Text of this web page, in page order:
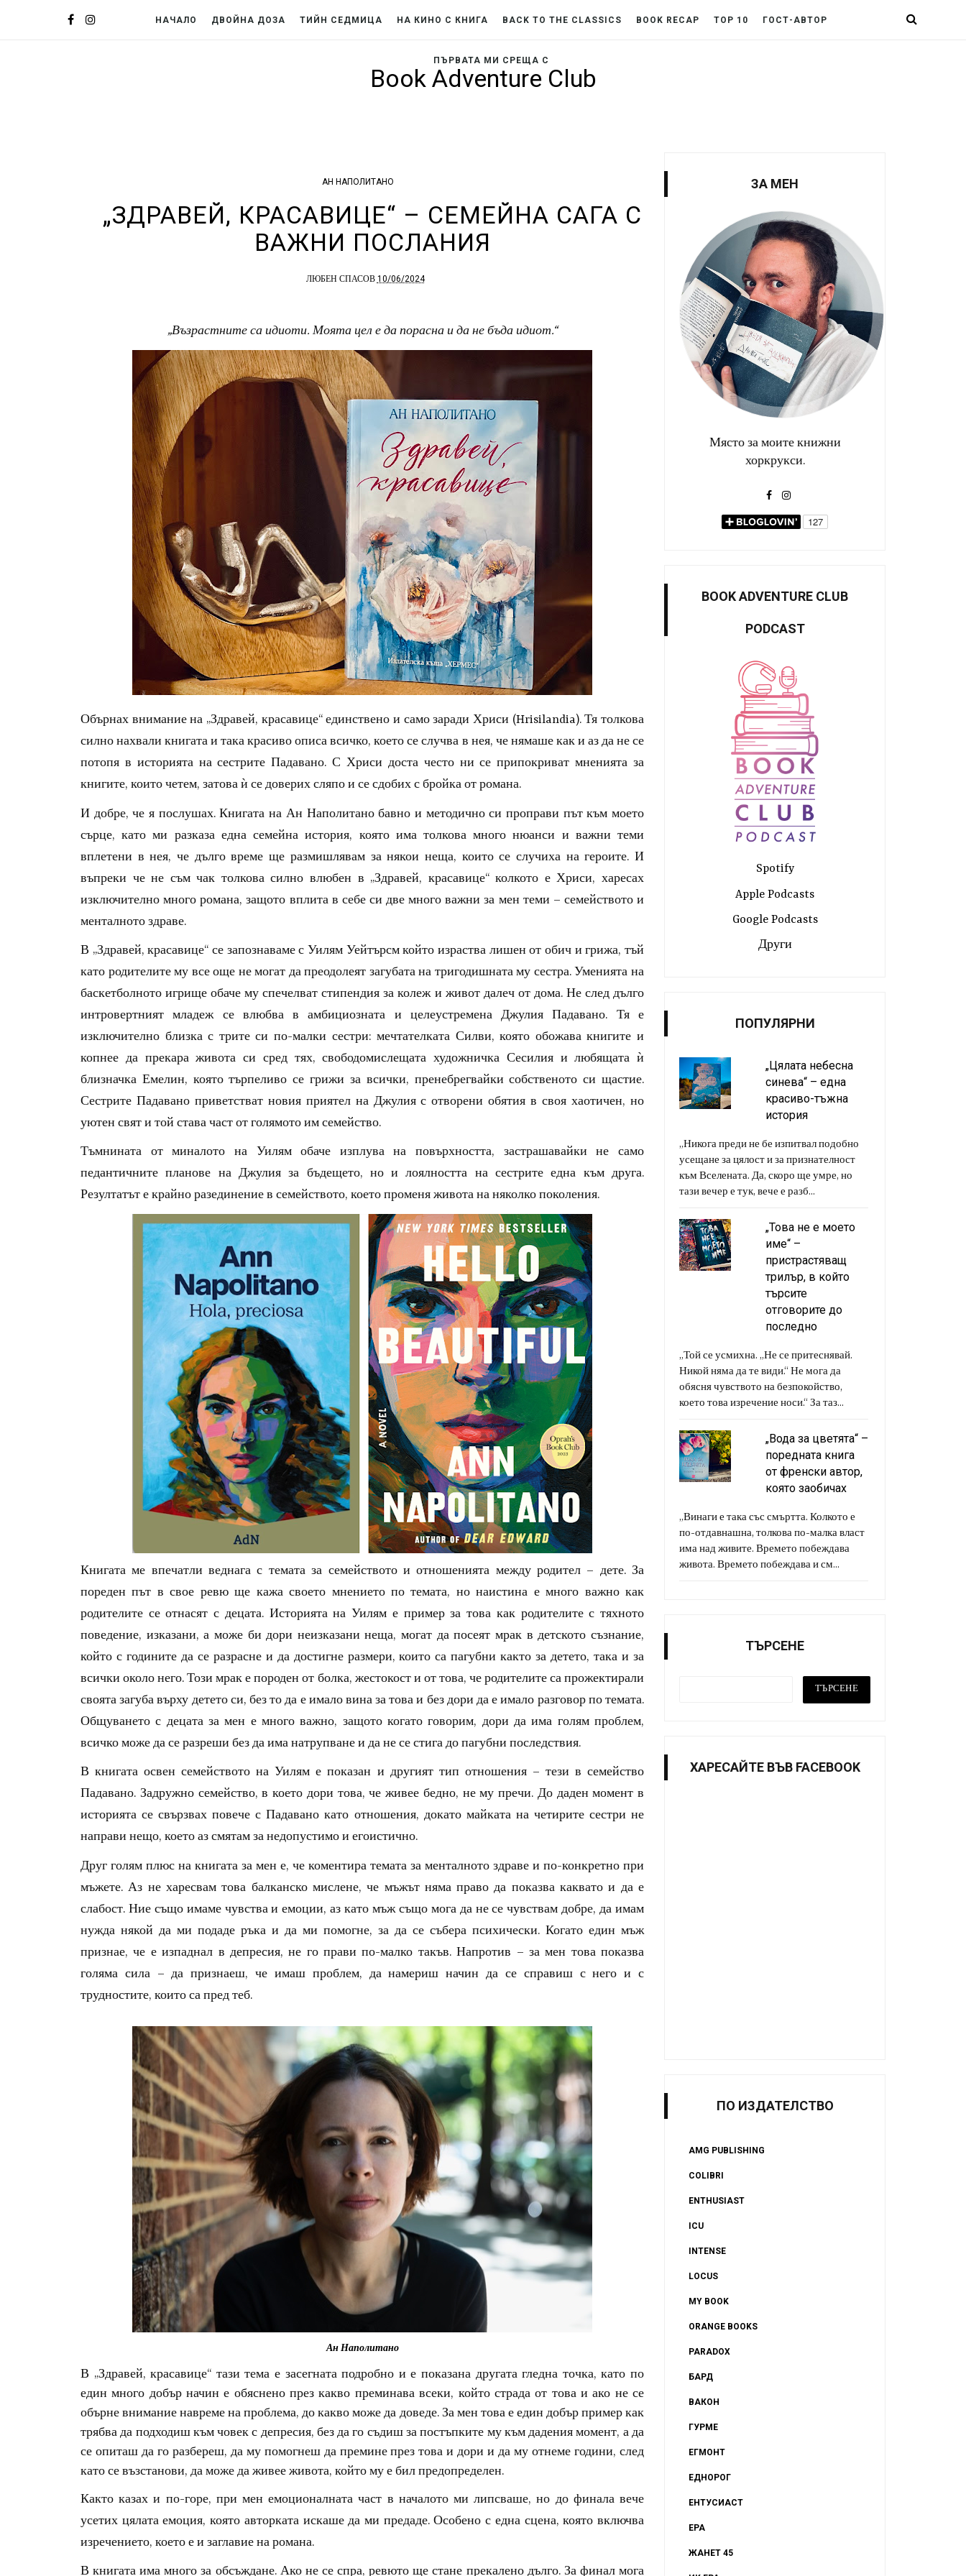
НАЧАЛО ДВОЙНА ДОЗА ТИЙН СЕДМИЦА НА КИНО С КНИГА BACK TO THE CLASSICS BOOK RECAP TOP 10 ГОСТ-АВТОР
ПЪРВАТА МИ СРЕЩА С
Book Adventure Club
АН НАПОЛИТАНО
„ЗДРАВЕЙ, КРАСАВИЦЕ“ – СЕМЕЙНА САГА С
ВАЖНИ ПОСЛАНИЯ
ЛЮБЕН СПАСОВ 10/06/2024
„Възрастните са идиоти. Моята цел е да порасна и да не бъда идиот.“
Обърнах внимание на „Здравей, красавице“ единствено и само заради Хриси (Hrisilandia). Тя толкова
силно нахвали книгата и така красиво описа всичко, което се случва в нея, че нямаше как и аз да не се
потопя в историята на сестрите Падавано. С Хриси доста често ни се припокриват мненията за
книгите, които четем, затова ѝ се доверих сляпо и се сдобих с бройка от романа.
И добре, че я послушах. Книгата на Ан Наполитано бавно и методично си проправи път към моето
сърце, като ми разказа една семейна история, която има толкова много нюанси и важни теми
вплетени в нея, че дълго време ще размишлявам за някои неща, които се случиха на героите. И
въпреки че не съм чак толкова силно влюбен в „Здравей, красавице“ колкото е Хриси, харесах
изключително много романа, защото вплита в себе си две много важни за мен теми – семейството и
менталното здраве.
В „Здравей, красавице“ се запознаваме с Уилям Уейтърсм който израства лишен от обич и грижа, тъй
като родителите му все още не могат да преодолеят загубата на тригодишната му сестра. Уменията на
баскетболното игрище обаче му спечелват стипендия за колеж и живот далеч от дома. Не след дълго
интровертният младеж се влюбва в амбициозната и целеустремена Джулия Падавано. Тя е
изключително близка с трите си по-малки сестри: мечтателката Силви, която обожава книгите и
копнее да прекара живота си сред тях, свободомислещата художничка Сесилия и любящата ѝ
близначка Емелин, която търпеливо се грижи за всички, пренебрегвайки собственото си щастие.
Сестрите Падавано приветстват новия приятел на Джулия с отворени обятия в своя хаотичен, но
уютен свят и той става част от голямото им семейство.
Тъмнината от миналото на Уилям обаче изплува на повърхността, застрашавайки не само
педантичните планове на Джулия за бъдещето, но и лоялността на сестрите една към друга.
Резултатът е крайно разединение в семейството, което променя живота на няколко поколения.
Книгата ме впечатли веднага с темата за семейството и отношенията между родител – дете. За
пореден път в свое ревю ще кажа своето мнението по темата, но наистина е много важно как
родителите се отнасят с децата. Историята на Уилям е пример за това как родителите с тяхното
поведение, изказани, а може би дори неизказани неща, могат да посеят мрак в детското съзнание,
който с годините да се разрасне и да достигне размери, които са пагубни както за детето, така и за
всички около него. Този мрак е породен от болка, жестокост и от това, че родителите са прожектирали
своята загуба върху детето си, без то да е имало вина за това и без дори да е имало разговор по темата.
Общуването с децата за мен е много важно, защото когато говорим, дори да има голям проблем,
всичко може да се разреши без да има натрупване и да не се стига до пагубни последствия.
В книгата освен семейството на Уилям е показан и другият тип отношения – тези в семейство
Падавано. Задружно семейство, в което дори това, че живее бедно, не му пречи. До даден момент в
историята се свързвах повече с Падавано като отношения, докато майката на четирите сестри не
направи нещо, което аз смятам за недопустимо и егоистично.
Друг голям плюс на книгата за мен е, че коментира темата за менталното здраве и по-конкретно при
мъжете. Аз не харесвам това балканско мислене, че мъжът няма право да показва каквато и да е
слабост. Ние също имаме чувства и емоции, аз като мъж също мога да не се чувствам добре, да имам
нужда някой да ми подаде ръка и да ми помогне, за да се събера психически. Когато един мъж
признае, че е изпаднал в депресия, не го прави по-малко такъв. Напротив – за мен това показва
голяма сила – да признаеш, че имаш проблем, да намериш начин да се справиш с него и с
трудностите, които са пред теб.
Ан Наполитано
В „Здравей, красавице“ тази тема е засегната подробно и е показана другата гледна точка, като по
един много добър начин е обяснено през какво преминава всеки, който страда от това и ако не се
обърне внимание навреме на проблема, до какво може да доведе. За мен това е един добър пример как
трябва да подходиш към човек с депресия, без да го съдиш за постъпките му към дадения момент, а да
се опиташ да го разбереш, да му помогнеш да премине през това и дори и да му отнеме години, след
като се възстанови, да може да живее живота, който му е бил предопределен.
Както казах и по-горе, при мен емоционалната част в началото ми липсваше, но до финала вече
усетих цялата емоция, която авторката искаше да ми предаде. Особено с една сцена, която включва
изречението, което е и заглавие на романа.
В книгата има много за обсъждане. Ако не се спра, ревюто ще стане прекалено дълго. За финал мога
ЗА МЕН
Място за моите книжни
хоркрукси.
BOOK ADVENTURE CLUB
PODCAST
Spotify
Apple Podcasts
Google Podcasts
Други
ПОПУЛЯРНИ
„Цялата небесна
синева“ – една
красиво-тъжна
история
„Никога преди не бе изпитвал подобно
усещане за цялост и за признателност
към Вселената. Да, скоро ще умре, но
тази вечер е тук, вече е разб...
„Това не е моето
име“ –
пристрастяващ
трилър, в който
търсите
отговорите до
последно
„Той се усмихна. „Не се притеснявай.
Никой няма да те види.“ Не мога да
обясня чувството на безпокойство,
което това изречение носи.“ За таз...
„Вода за цветята“ –
поредната книга
от френски автор,
която заобичах
„Винаги е така със смъртта. Колкото е
по-отдавнашна, толкова по-малка власт
има над живите. Времето побеждава
живота. Времето побеждава и см...
ТЪРСЕНЕ
ХАРЕСАЙТE ВЪВ FACEBOOK
ПО ИЗДАТЕЛСТВО
AMG PUBLISHING
COLIBRI
ENTHUSIAST
ICU
INTENSE
LOCUS
MY BOOK
ORANGE BOOKS
PARADOX
БАРД
ВАКОН
ГУРМЕ
ЕГМОНТ
ЕДНОРОГ
ЕНТУСИАСТ
ЕРА
ЖАНЕТ 45